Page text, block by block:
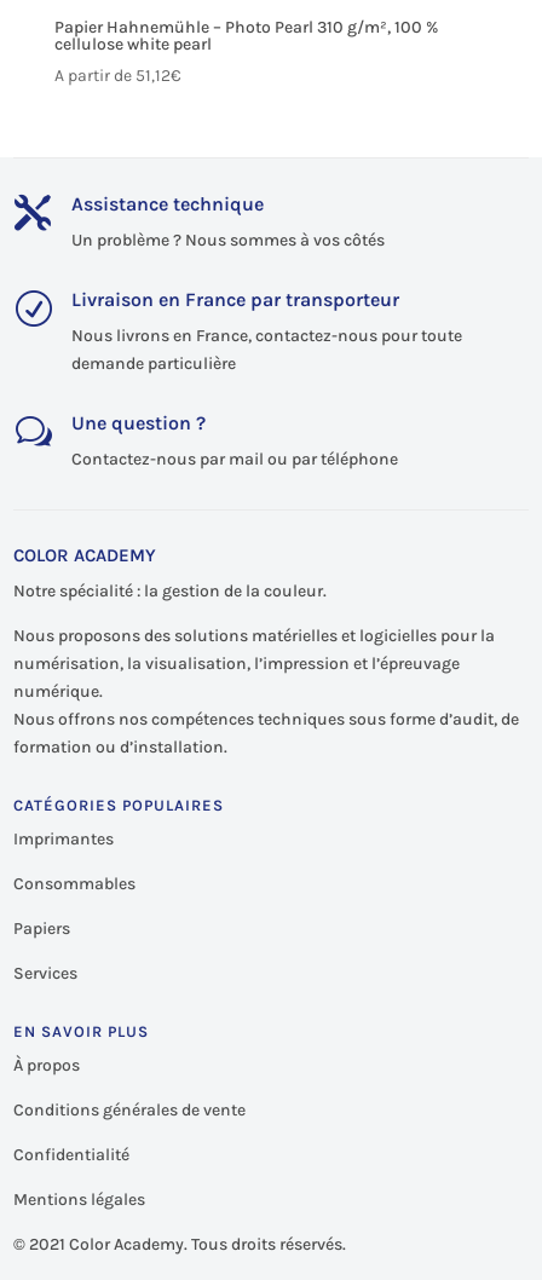
Papier Hahnemühle – Photo Pearl 310 g/m², 100 %
cellulose white pearl
A partir de 51,12€
 Assistance technique
Un problème ? Nous sommes à vos côtés
R Livraison en France par transporteur
Nous livrons en France, contactez-nous pour toute
demande particulière
w Une question ?
Contactez-nous par mail ou par téléphone
COLOR ACADEMY
Notre spécialité : la gestion de la couleur.
Nous proposons des solutions matérielles et logicielles pour la
numérisation, la visualisation, l’impression et l’épreuvage
numérique.
Nous offrons nos compétences techniques sous forme d’audit, de
formation ou d’installation.
CATÉGORIES POPULAIRES
Imprimantes
Consommables
Papiers
Services
EN SAVOIR PLUS
À propos
Conditions générales de vente
Confidentialité
Mentions légales
© 2021 Color Academy. Tous droits réservés.